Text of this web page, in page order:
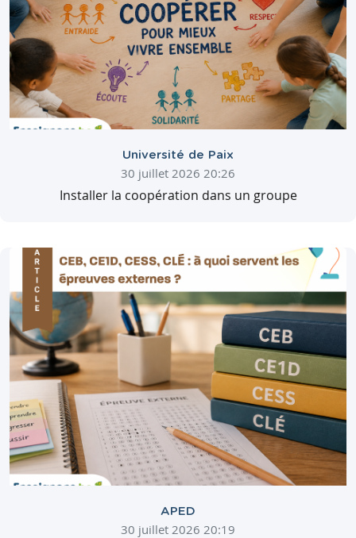
Université de Paix
30 juillet 2026 20:26
Installer la coopération dans un groupe
APED
30 juillet 2026 20:19